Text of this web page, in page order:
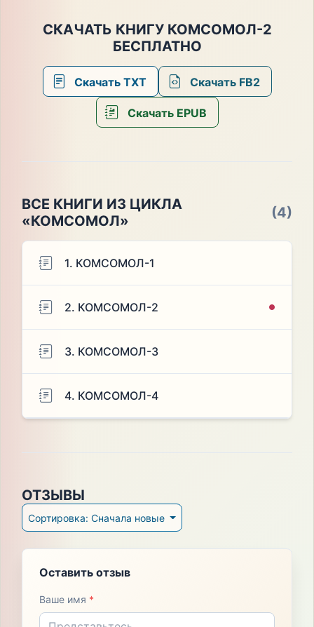
СКАЧАТЬ КНИГУ КОМСОМОЛ-2
БЕСПЛАТНО
Скачать TXT Скачать FB2
Скачать EPUB
ВСЕ КНИГИ ИЗ ЦИКЛА
«КОМСОМОЛ»
(4)
1. КОМСОМОЛ-1
2. КОМСОМОЛ-2
3. КОМСОМОЛ-3
4. КОМСОМОЛ-4
ОТЗЫВЫ
Сортировка: Сначала новые
Оставить отзыв
Ваше имя *